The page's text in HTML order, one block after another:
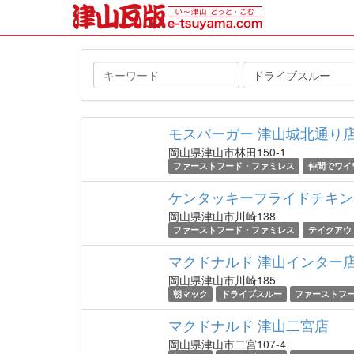
キ
ー
ワ
ー
タ
グ
モスバーガー 津山城北通り
岡山県津山市林田150-1
ファーストフード・ファミレス 仲間でワイ
ケンタッキーフライドチキ
岡山県津山市川崎138
ファーストフード・ファミレス テイクアウ
マクドナルド 津山インター
岡山県津山市川崎185
朝マック ドライブスルー ファーストフ
マクドナルド 津山二宮店
岡山県津山市二宮107-4